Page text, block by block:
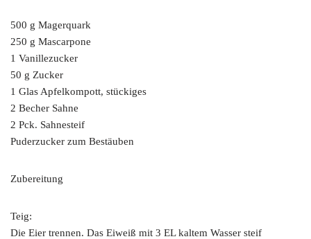
500 g Magerquark
250 g Mascarpone
1 Vanillezucker
50 g Zucker
1 Glas Apfelkompott, stückiges
2 Becher Sahne
2 Pck. Sahnesteif
Puderzucker zum Bestäuben
Zubereitung
Teig:
Die Eier trennen. Das Eiweiß mit 3 EL kaltem Wasser steif